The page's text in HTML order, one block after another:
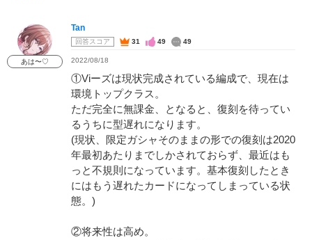
あは〜♡
Tan
回答スコア 31 49 49
2022/08/18
①Viーズは現状完成されている編成で、現在は
環境トップクラス。
ただ完全に無課金、となると、復刻を待ってい
るうちに型遅れになります。
(現状、限定ガシャそのままの形での復刻は2020
年最初あたりまでしかされておらず、最近はも
っと不規則になっています。基本復刻したとき
にはもう遅れたカードになってしまっている状
態。)
②将来性は高め。